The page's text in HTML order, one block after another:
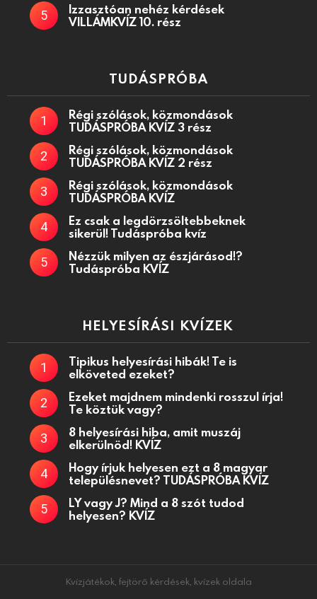
Izzasztóan nehéz kérdések
VILLÁMKVÍZ 10. rész
TUDÁSPRÓBA
Régi szólások, közmondások
TUDÁSPRÓBA KVÍZ 3 rész
Régi szólások, közmondások
TUDÁSPRÓBA KVÍZ 2 rész
Régi szólások, közmondások
TUDÁSPRÓBA KVÍZ
Ez csak a legdörzsöltebbeknek
sikerül! Tudáspróba kvíz
Nézzük milyen az észjárásod!?
Tudáspróba KVÍZ
HELYESÍRÁSI KVÍZEK
Tipikus helyesírási hibák! Te is
elköveted ezeket?
Ezeket majdnem mindenki rosszul írja!
Te köztük vagy?
8 helyesírási hiba, amit muszáj
elkerülnöd! KVÍZ
Hogy írjuk helyesen ezt a 8 magyar
településnevet? TUDÁSPRÓBA KVÍZ
LY vagy J? Mind a 8 szót tudod
helyesen? KVÍZ
Kvízjátékok, fejtörő kérdések, kvízek oldala